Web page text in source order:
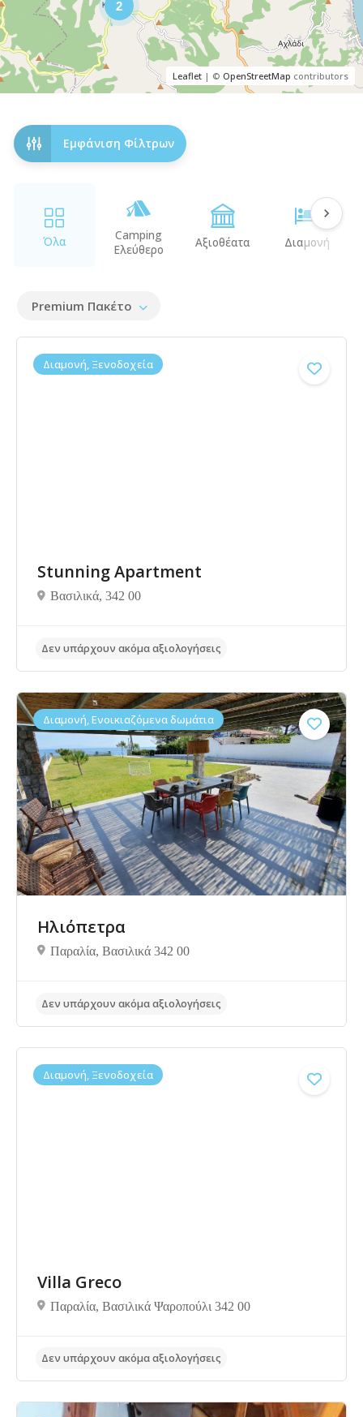
Εμφάνιση Φίλτρων
Όλα
Camping
Ελεύθερο
Αξιοθέατα Διαμονή
Premium Πακέτο
Διαμονή, Ξενοδοχεία
Stunning Apartment
Βασιλικά, 342 00
Δεν υπάρχουν ακόμα αξιολογήσεις
Διαμονή, Ενοικιαζόμενα δωμάτια
Ηλιόπετρα
Παραλία, Βασιλικά 342 00
Διαμονή, Ξενοδοχεία
Villa Greco
Παραλία, Βασιλικά Ψαροπούλι 342 00
2
Leaflet | © OpenStreetMap contributors